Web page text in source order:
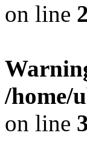
on line
/home/
on line